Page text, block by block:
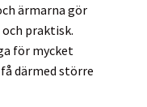
ärmarna gör
praktisk.
för mycket
därmed större